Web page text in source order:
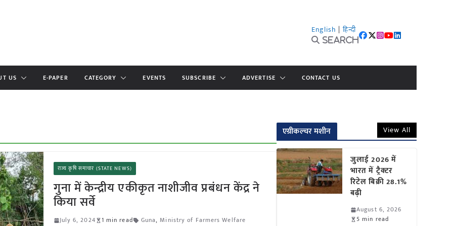
English | हिन्दी
Search
US E-PAPER CATEGORY EVENTS SUBSCRIBE ADVERTISE CONTACT US
राज्य कृषि समाचार (STATE NEWS)
गुना में केन्द्रीय एकीकृत नाशीजीव प्रबंधन केंद्र ने
किया सर्वे
July 6, 2024 1 min read Guna,Ministry of Farmers Welfare
एग्रीकल्चर मशीन View All
जुलाई 2026 में
भारत में ट्रैक्टर
रिटेल बिक्री 28.1%
बढ़ी
August 6, 2026
5 min read